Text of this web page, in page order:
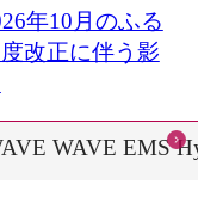
年10月のふる
改正に伴う影
WAVE EMS